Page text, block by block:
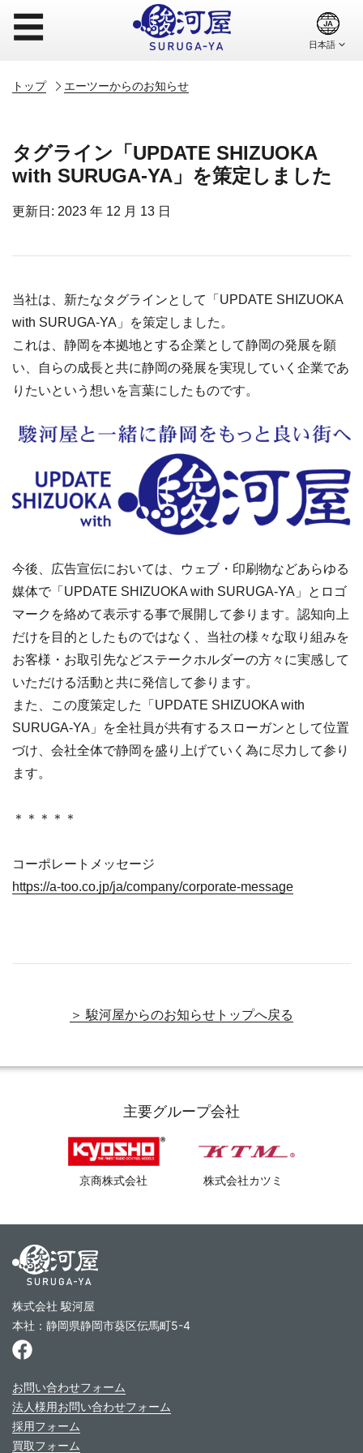
☰
トップ エーツーからのお知らせ
タグライン「UPDATE SHIZUOKA
with SURUGA-YA」を策定しました
更新日: 2023 年 12 月 13 日
当社は、新たなタグラインとして「UPDATE SHIZUOKA
with SURUGA-YA」を策定しました。
これは、静岡を本拠地とする企業として静岡の発展を願
い、自らの成長と共に静岡の発展を実現していく企業であ
りたいという想いを言葉にしたものです。
今後、広告宣伝においては、ウェブ・印刷物などあらゆる
媒体で「UPDATE SHIZUOKA with SURUGA-YA」とロゴ
マークを絡めて表示する事で展開して参ります。認知向上
だけを目的としたものではなく、当社の様々な取り組みを
お客様・お取引先などステークホルダーの方々に実感して
いただける活動と共に発信して参ります。
また、この度策定した「UPDATE SHIZUOKA with
SURUGA-YA」を全社員が共有するスローガンとして位置
づけ、会社全体で静岡を盛り上げていく為に尽力して参り
ます。
＊＊＊＊＊
コーポレートメッセージ
https://a-too.co.jp/ja/company/corporate-message
＞ 駿河屋からのお知らせトップへ戻る
主要グループ会社
京商株式会社 株式会社カツミ
株式会社 駿河屋
本社：静岡県静岡市葵区伝馬町5-4
お問い合わせフォーム
法人様用お問い合わせフォーム
採用フォーム
買取フォーム